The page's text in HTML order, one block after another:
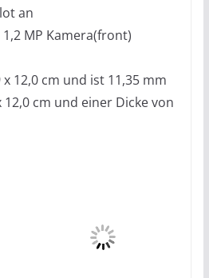
an
1,2 MP Kamera(front)
12,0 cm und ist 11,35 mm
12,0 cm und einer Dicke von